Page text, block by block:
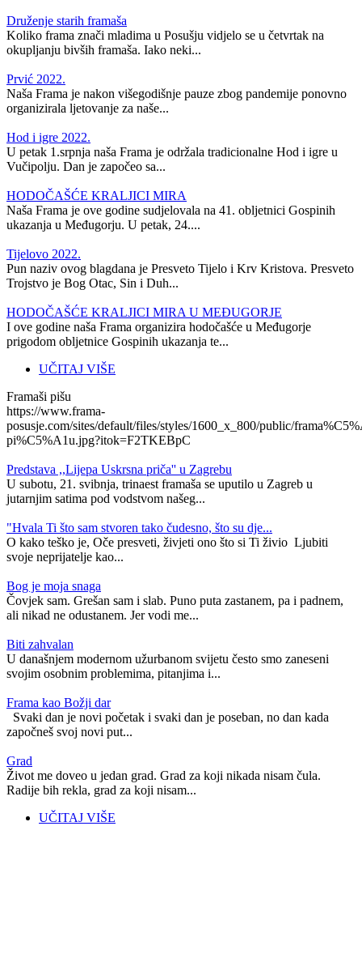
Druženje starih framaša
Koliko frama znači mladima u Posušju vidjelo se u četvrtak na
okupljanju bivših framaša. Iako neki...
Prvić 2022.
Naša Frama je nakon višegodišnje pauze zbog pandemije ponovno
organizirala ljetovanje za naše...
Hod i igre 2022.
U petak 1.srpnja naša Frama je održala tradicionalne Hod i igre u
Vučipolju. Dan je započeo sa...
HODOČAŠĆE KRALJICI MIRA
Naša Frama je ove godine sudjelovala na 41. obljetnici Gospinih
ukazanja u Međugorju. U petak, 24....
Tijelovo 2022.
Pun naziv ovog blagdana je Presveto Tijelo i Krv Kristova. Presveto
Trojstvo je Bog Otac, Sin i Duh...
HODOČAŠĆE KRALJICI MIRA U MEĐUGORJE
I ove godine naša Frama organizira hodočašće u Međugorje
prigodom obljetnice Gospinih ukazanja te...
UČITAJ VIŠE
Framaši pišu
https://www.frama-
posusje.com/sites/default/files/styles/1600_x_800/public/
pi%C5%A1u.jpg?itok=F2TKEBpC
Predstava ,,Lijepa Uskrsna priča'' u Zagrebu
U subotu, 21. svibnja, trinaest framaša se uputilo u Zagreb u
jutarnjim satima pod vodstvom našeg...
"Hvala Ti što sam stvoren tako čudesno, što su dje...
O kako teško je, Oče presveti, živjeti ono što si Ti živio Ljubiti
svoje neprijatelje kao...
​Bog je moja snaga
Čovjek sam. Grešan sam i slab. Puno puta zastanem, pa i padnem,
ali nikad ne odustanem. Jer vodi me...
Biti zahvalan
U današnjem modernom užurbanom svijetu često smo zaneseni
svojim osobnim problemima, pitanjima i...
Frama kao Božji dar
Svaki dan je novi početak i svaki dan je poseban, no dan kada
započneš svoj novi put...
Grad
Život me doveo u jedan grad. Grad za koji nikada nisam čula.
Radije bih rekla, grad za koji nisam...
UČITAJ VIŠE